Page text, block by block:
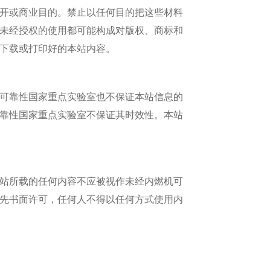
或商业目的。禁止以任何目的把这些材料
经授权的使用都可能构成对版权、商标和
载或打印好的本站内容。
靠性国家重点实验室也不保证本站信息的
性国家重点实验室不保证其时效性。本站
所载的任何内容不应被视作未经内燃机可
书面许可，任何人不得以任何方式使用 内